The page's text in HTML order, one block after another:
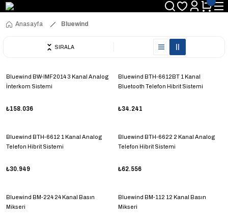
Anasayfa Bluewind
SIRALA
Bluewind BW-IMF2014 3 Kanal Analog
İnterkom Sistemi
₺158.036
Bluewind BTH-6612BT 1 Kanal
Bluetooth Telefon Hibrit Sistemi
₺34.241
Bluewind BTH-6612 1 Kanal Analog
Telefon Hibrit Sistemi
₺30.949
Bluewind BTH-6622 2 Kanal Analog
Telefon Hibrit Sistemi
₺62.556
Bluewind BM-224 24 Kanal Basın
Mikseri
Bluewind BM-112 12 Kanal Basın
Mikseri